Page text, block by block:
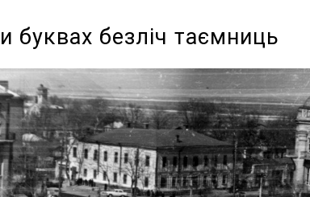
буквах безліч таємниць